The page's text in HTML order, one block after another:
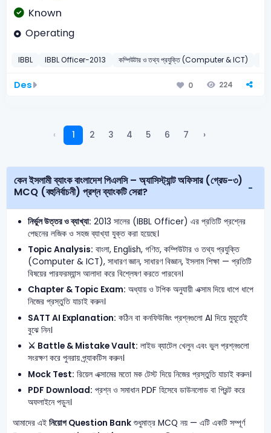
Known
Operating
IBBL IBBL Officer-2013 কম্পিউটার ও তথ্য প্রযুক্তি (Computer & ICT)
Des 0 224
‹ 1 2 3 4 5 6 7 ›
কেন ইসলামী ব্যাংক বাংলাদেশ পিএলসি – অ্যাসিস্ট্যান্ট অফিসার (গ্রেড-৩)
MCQ (বহুনির্বাচনী) প্রশ্ন ব্যাংকটি সেরা?
নির্ভুল উত্তর ও ব্যাখ্যা: 2013 সালের (IBBL Officer) এর প্রতিটি প্রশ্নের
পেছনের লজিক ও সহজ ব্যাখ্যা যুক্ত করা হয়েছে।
Topic Analysis: বাংলা, English, গণিত, কম্পিউটার ও তথ্য প্রযুক্তি
(Computer & ICT), সাধারণ জ্ঞান, সাধারণ বিজ্ঞান, ইসলাম শিক্ষা — প্রতিটি
বিষয়ের পারফরম্যান্স আলাদা করে বিশ্লেষণ করতে পারবেন।
Chapter & Topic Exam: অধ্যায় ও টপিক অনুযায়ী এক্সাম দিয়ে ধাপে ধাপে
নিজের প্রস্তুতি যাচাই করুন।
SATT AI Explanation: কঠিন বা কনফিউজিং প্রশ্নগুলো AI দিয়ে মুহূর্তেই
বুঝে নিন।
⚔️ Battle & Mistake Vault: লাইভ ব্যাটেল খেলুন এবং ভুল প্রশ্নগুলো
সংরক্ষণ করে পুনরায় প্র্যাকটিস করুন।
Mock Test: রিয়েল এক্সামের মতো মক টেস্ট দিয়ে নিজের প্রস্তুতি যাচাই করুন।
PDF Download: প্রশ্ন ও সমাধান PDF হিসেবে ডাউনলোড বা প্রিন্ট করে
অফলাইনে পড়ুন।
আমাদের এই নিয়োগ Question Bankশুধুমাত্র MCQ নয় — এটি একটি সম্পূর্ণ